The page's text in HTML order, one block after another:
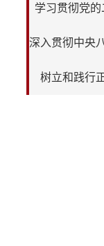
学习贯彻党
深入贯彻中央
树立和践行